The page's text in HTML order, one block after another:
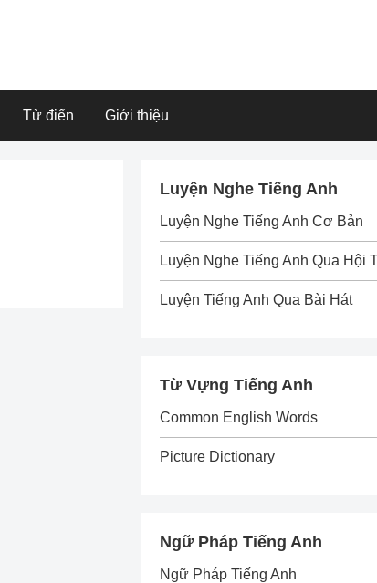
Từ điển Giới thiệu
Luyện Nghe Tiếng Anh
Luyện Nghe Tiếng Anh Cơ Bản
Luyện Nghe Tiếng Anh Qua Hội
Luyện Tiếng Anh Qua Bài Hát
Từ Vựng Tiếng Anh
Common English Words
Picture Dictionary
Ngữ Pháp Tiếng Anh
Ngữ Pháp Tiếng Anh